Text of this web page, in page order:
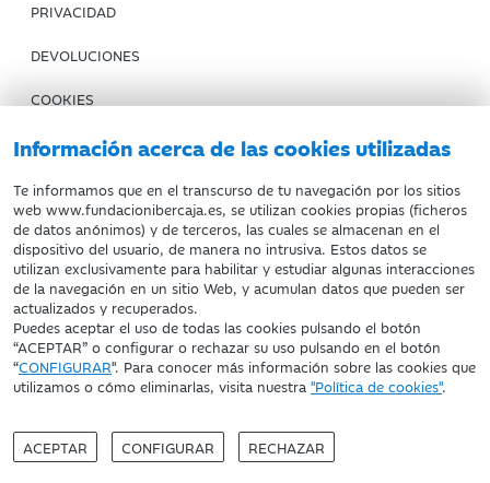
Información acerca de las cookies utilizadas
Te informamos que en el transcurso de tu navegación por los sitios
web www.fundacionibercaja.es, se utilizan cookies propias (ficheros
de datos anónimos) y de terceros, las cuales se almacenan en el
dispositivo del usuario, de manera no intrusiva. Estos datos se
utilizan exclusivamente para habilitar y estudiar algunas interacciones
de la navegación en un sitio Web, y acumulan datos que pueden ser
actualizados y recuperados.
Puedes aceptar el uso de todas las cookies pulsando el botón
“ACEPTAR” o configurar o rechazar su uso pulsando en el botón
“CONFIGURAR". Para conocer más información sobre las cookies que
utilizamos o cómo eliminarlas, visita nuestra "Política de cookies".
ACEPTAR CONFIGURAR RECHAZAR
PRIVACIDAD
DEVOLUCIONES
COOKIES
CONDICIONES DE COMPRA
IBERCAJA BANCO
Fundación Bancaria Ibercaja. C.I.F. G-50000652.
Inscrita en el Registro de Fundaciones del Mº de Educación,
Cultura y Deporte con el nº 1689.
Domicilio social: Joaquín Costa, 13. 50001 Zaragoza.